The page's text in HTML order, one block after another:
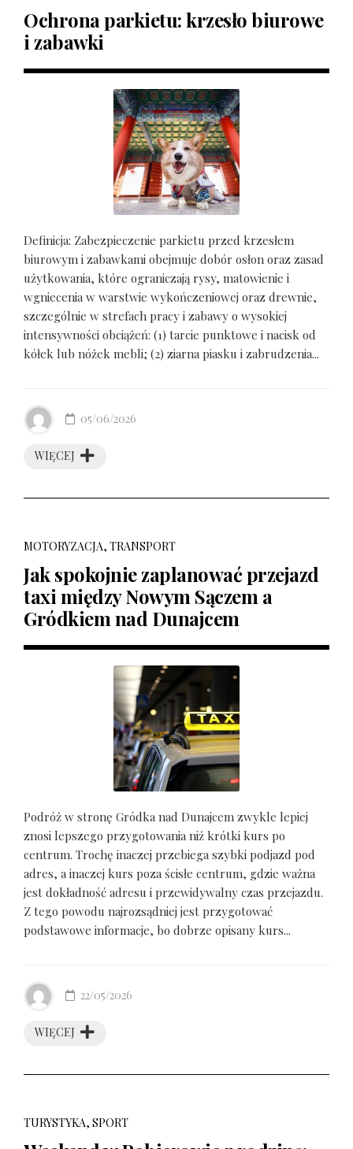
Ochrona parkietu: krzesło biurowe
i zabawki
Definicja: Zabezpieczenie parkietu przed krzesłem
biurowym i zabawkami obejmuje dobór osłon oraz zasad
użytkowania, które ograniczają rysy, matowienie i
wgniecenia w warstwie wykończeniowej oraz drewnie,
szczególnie w strefach pracy i zabawy o wysokiej
intensywności obciążeń: (1) tarcie punktowe i nacisk od
kółek lub nóżek mebli; (2) ziarna piasku i zabrudzenia...
WIĘCEJ
05/06/2026
MOTORYZACJA, TRANSPORT
Jak spokojnie zaplanować przejazd
taxi między Nowym Sączem a
Gródkiem nad Dunajcem
Podróż w stronę Gródka nad Dunajcem zwykle lepiej
znosi lepszego przygotowania niż krótki kurs po
centrum. Trochę inaczej przebiega szybki podjazd pod
adres, a inaczej kurs poza ścisłe centrum, gdzie ważna
jest dokładność adresu i przewidywalny czas przejazdu.
Z tego powodu najrozsądniej jest przygotować
podstawowe informacje, bo dobrze opisany kurs...
WIĘCEJ
22/05/2026
TURYSTYKA, SPORT